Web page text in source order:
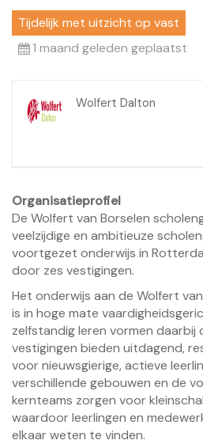
Tijdelijk met uitzicht op vast
1 maand geleden geplaatst
Wolfert Dalton
Organisatieprofiel
De Wolfert van Borselen
veelzijdige en ambitieuze
voortgezet onderwijs in
door zes vestigingen.
Het onderwijs aan de Wolfert
is in hoge mate
zelfstandig leren vormen daarbij
vestigingen bieden uitdagend,
voor nieuwsgierige, actieve
verschillende gebouwen en de
kernteams zorgen voor
waardoor leerlingen en
elkaar weten te vinden.